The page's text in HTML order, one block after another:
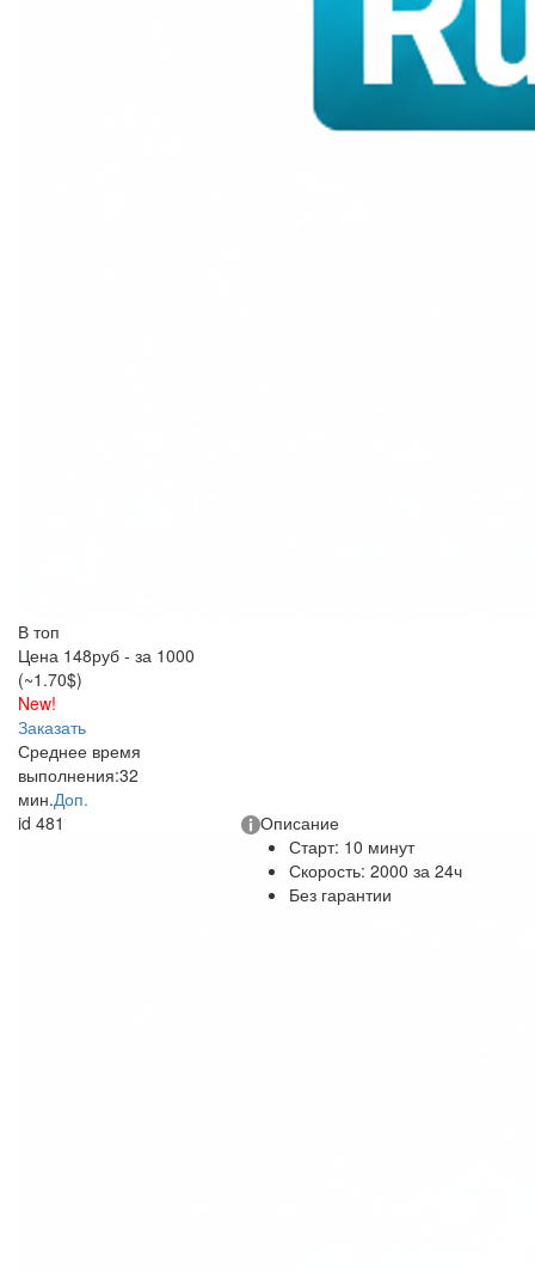
В топ
Цена 148руб - за 1000
(~1.70$)
New!
Заказать
Среднее время
выполнения:32
мин.Доп.
id 481
Описание
Старт: 10 минут
Скорость: 2000 за 24ч
Без гарантии